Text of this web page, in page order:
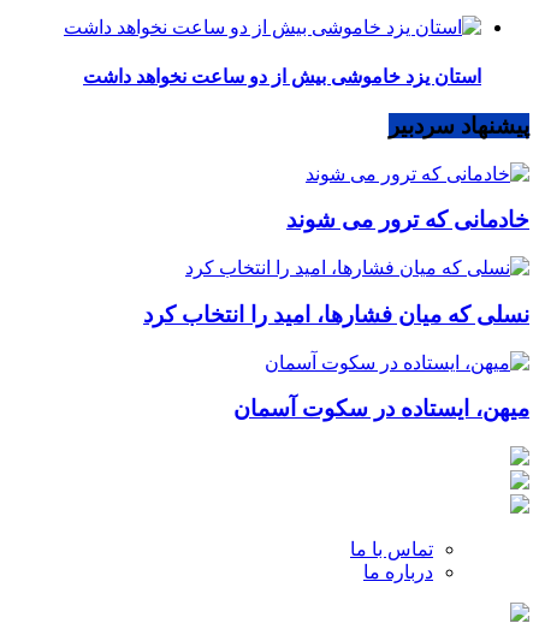
استان یزد خاموشی بیش از دو ساعت نخواهد داشت
پیشنهاد سردبیر
خادمانی که ترور می شوند
نسلی که میان فشارها، امید را انتخاب کرد
میهن، ایستاده در سکوت آسمان
تماس با ما
درباره ما